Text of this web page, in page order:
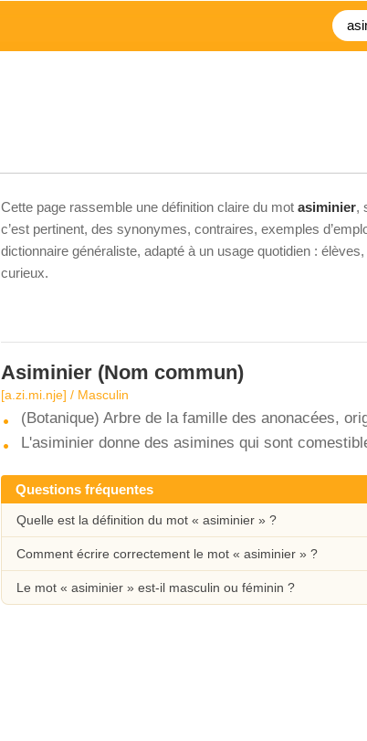
Cette page rassemble une définition claire du mot asiminier,
c’est pertinent, des synonymes, contraires, exemples
dictionnaire généraliste, adapté à un usage quotidien :
curieux.
Asiminier (Nom commun)
[a.zi.mi.nje] / Masculin
(Botanique) Arbre de la famille des anonacées,
L'asiminier donne des asimines qui sont
Questions fréquentes
Quelle est la définition du mot « asiminier » ?
Comment écrire correctement le mot « asiminier » ?
Le mot « asiminier » est-il masculin ou féminin ?